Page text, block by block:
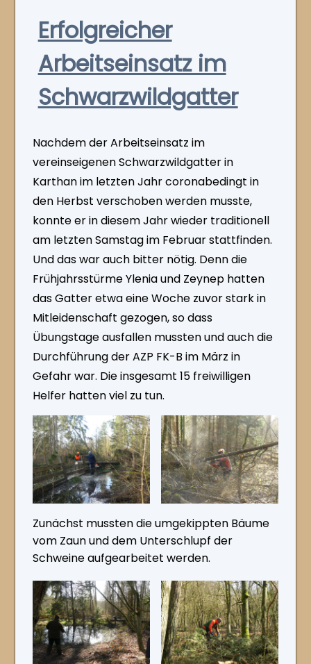
Erfolgreicher
Arbeitseinsatz im
Schwarzwildgatter
Nachdem der Arbeitseinsatz im
vereinseigenen Schwarzwildgatter in
Karthan im letzten Jahr coronabedingt in
den Herbst verschoben werden musste,
konnte er in diesem Jahr wieder traditionell
am letzten Samstag im Februar stattfinden.
Und das war auch bitter nötig. Denn die
Frühjahrsstürme Ylenia und Zeynep hatten
das Gatter etwa eine Woche zuvor stark in
Mitleidenschaft gezogen, so dass
Übungstage ausfallen mussten und auch die
Durchführung der AZP FK-B im März in
Gefahr war. Die insgesamt 15 freiwilligen
Helfer hatten viel zu tun.
Zunächst mussten die umgekippten Bäume
vom Zaun und dem Unterschlupf der
Schweine aufgearbeitet werden.